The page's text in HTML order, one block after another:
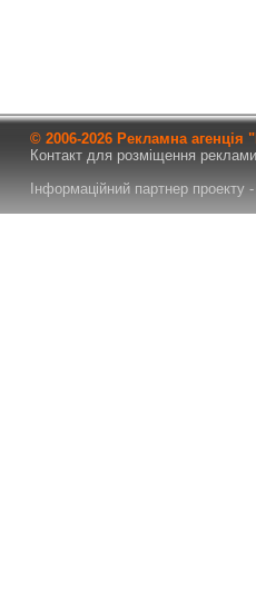
© 2006-2026 Рекламна
Контакт для розміщення
Інформаційний партнер проекту